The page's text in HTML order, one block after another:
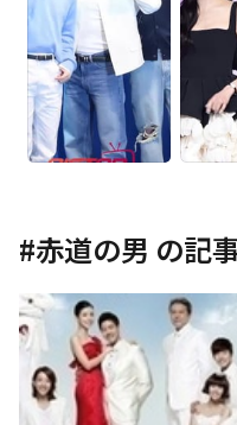
#赤道の男 の記